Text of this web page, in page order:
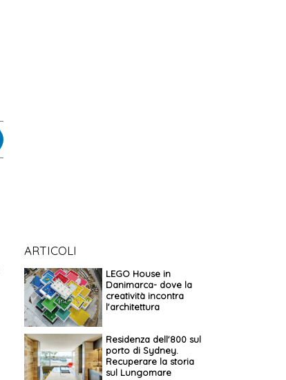
ARTICOLI
LEGO House in
Danimarca- dove la
creatività incontra
l'architettura
Residenza dell'800 sul
porto di Sydney.
Recuperare la storia
sul Lungomare